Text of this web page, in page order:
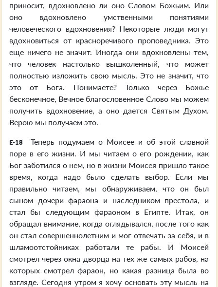
приносит, вдохновлено ли оно Словом Божьим. Или
оно вдохновлено умственными понятиями
человеческого вдохновения? Некоторые люди могут
вдохновиться от красноречивого проповедника. Это
еще ничего не значит. Иногда они вдохновлены тем,
что человек настолько вышколенный, что может
полностью изложить свою мысль. Это не значит, что
это от Бога. Понимаете? Только через Божье
бесконечное, Вечное благословенное Слово мы можем
получить вдохновение, а оно дается Святым Духом.
Верою мы получаем это.
E-18
Теперь подумаем о Моисее и об этой славной
поре в его жизни. И мы читаем о его рождении, как
Бог заботился о нем, но в жизни Моисея пришло такое
время, когда надо было сделать выбор. Если мы
правильно читаем, мы обнаруживаем, что он был
сыном дочери фараона и наследником престола, и
стал бы следующим фараоном в Египте. Итак, он
обращал внимание, когда оглядывался, после того как
он стал совершеннолетним и мог отвечать за себя, и в
шламоотстойниках работали те рабы. И Моисей
смотрел через окна дворца на тех же самых рабов, на
которых смотрел фараон, но какая разница была во
взгляде. Сегодня утром я хочу основать эту мысль на